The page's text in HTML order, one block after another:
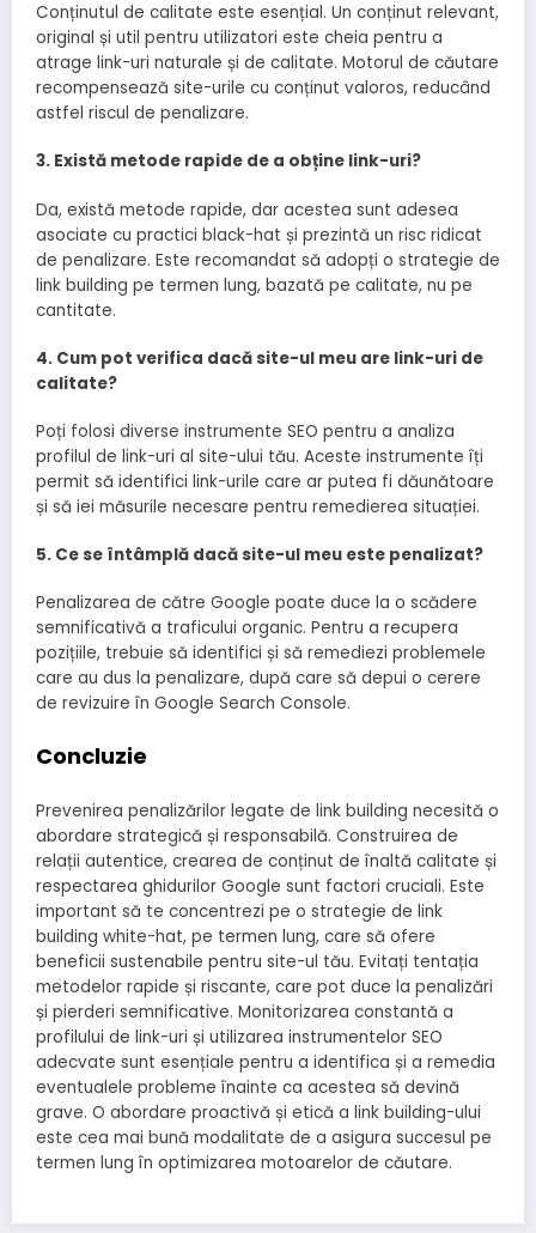
Conținutul de calitate este esențial. Un conținut relevant,
original și util pentru utilizatori este cheia pentru a
atrage link-uri naturale și de calitate. Motorul de căutare
recompensează site-urile cu conținut valoros, reducând
astfel riscul de penalizare.
3. Există metode rapide de a obține link-uri?
Da, există metode rapide, dar acestea sunt adesea
asociate cu practici black-hat și prezintă un risc ridicat
de penalizare. Este recomandat să adopți o strategie de
link building pe termen lung, bazată pe calitate, nu pe
cantitate.
4. Cum pot verifica dacă site-ul meu are link-uri de
calitate?
Poți folosi diverse instrumente SEO pentru a analiza
profilul de link-uri al site-ului tău. Aceste instrumente îți
permit să identifici link-urile care ar putea fi dăunătoare
și să iei măsurile necesare pentru remedierea situației.
5. Ce se întâmplă dacă site-ul meu este penalizat?
Penalizarea de către Google poate duce la o scădere
semnificativă a traficului organic. Pentru a recupera
pozițiile, trebuie să identifici și să remediezi problemele
care au dus la penalizare, după care să depui o cerere
de revizuire în Google Search Console.
Concluzie
Prevenirea penalizărilor legate de link building necesită o
abordare strategică și responsabilă. Construirea de
relații autentice, crearea de conținut de înaltă calitate și
respectarea ghidurilor Google sunt factori cruciali. Este
important să te concentrezi pe o strategie de link
building white-hat, pe termen lung, care să ofere
beneficii sustenabile pentru site-ul tău. Evitați tentația
metodelor rapide și riscante, care pot duce la penalizări
și pierderi semnificative. Monitorizarea constantă a
profilului de link-uri și utilizarea instrumentelor SEO
adecvate sunt esențiale pentru a identifica și a remedia
eventualele probleme înainte ca acestea să devină
grave. O abordare proactivă și etică a link building-ului
este cea mai bună modalitate de a asigura succesul pe
termen lung în optimizarea motoarelor de căutare.